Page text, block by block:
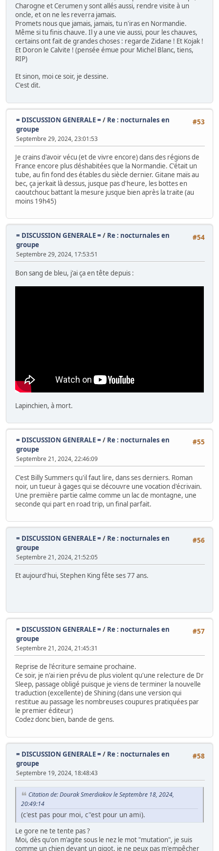
Charogne et Cerumen y sont allés aussi, rendre visite à un
oncle, et on ne les reverra jamais.
Promets nous que jamais, jamais, tu n'iras en Normandie.
Même si tu finis chauve. Il y a une vie aussi, pour les chauves,
certains ont fait de grandes choses : regarde Zidane ! Et Kojak !
Et Doron le Calvite ! (pensée émue pour Michel Blanc, tiens,
RIP)
Et sinon, moi ce soir, je dessine.
C'est dit.
#53
= DISCUSSION GENERALE = / Re : nocturnales en
groupe
Septembre 29, 2024, 23:01:53
Je crains d'avoir vécu (et de vivre encore) dans des régions de
France encore plus déshabitées que la Normandie. C'était un
tube, au fin fond des étables du siècle dernier. Gitane maïs au
bec, ça jerkait là dessus, jusque pas d'heure, les bottes en
caoutchouc battant la mesure jusque bien après la traite (au
moins 19h45)
#54
= DISCUSSION GENERALE = / Re : nocturnales en
groupe
Septembre 29, 2024, 17:53:51
Bon sang de bleu, j'ai ça en tête depuis :
Lapinchien, à mort.
#55
= DISCUSSION GENERALE = / Re : nocturnales en
groupe
Septembre 21, 2024, 22:46:09
C'est Billy Summers qu'il faut lire, dans ses derniers. Roman
noir, un tueur à gages qui se découvre une vocation d'écrivain.
Une première partie calme comme un lac de montagne, une
seconde qui part en road trip, un final parfait.
#56
= DISCUSSION GENERALE = / Re : nocturnales en
groupe
Septembre 21, 2024, 21:52:05
Et aujourd'hui, Stephen King fête ses 77 ans.
#57
= DISCUSSION GENERALE = / Re : nocturnales en
groupe
Septembre 21, 2024, 21:45:31
Reprise de l'écriture semaine prochaine.
Ce soir, je n'ai rien prévu de plus violent qu'une relecture de Dr
Sleep, passage obligé puisque je viens de terminer la nouvelle
traduction (excellente) de Shining (dans une version qui
restitue au passage les nombreuses coupures pratiquées par
le premier éditeur)
Codez donc bien, bande de gens.
#58
= DISCUSSION GENERALE = / Re : nocturnales en
groupe
Septembre 19, 2024, 18:48:43
Citation de: Dourak Smerdiakov le Septembre 18, 2024,
20:49:14
(c'est pas pour moi, c''est pour un ami).
Le gore ne te tente pas ?
Moi, dès qu'on m'agite sous le nez le mot "mutation", je suis
comme un chien devant un gigot, je ne peux pas m'empêcher